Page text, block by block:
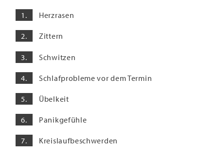
Herzrasen
Zittern
Schwitzen
Schlafprobleme vor dem Termin
Übelkeit
Panikgefühle
Kreislaufbeschwerden